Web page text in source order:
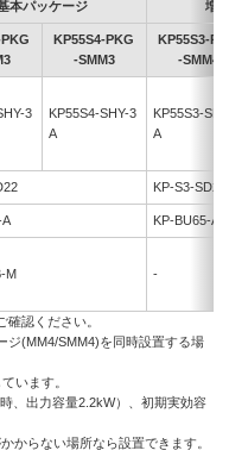
本パッケージ 増
KP55S4-PKG
-SMM3
KP55S3-
-SMM4
3
KP55S4-SHY-3
A
KP55S3-
A
KP-S3-SD22
A KP-BU65-A
M -
認ください。
(MM4/SMM4)を同時設置する場
います。
、出力容量2.2kW）、初期実効容
らない場所なら設置できます。